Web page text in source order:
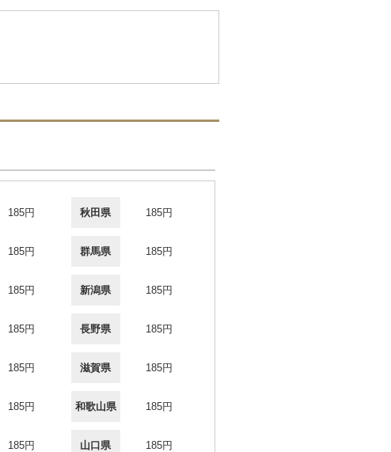
185円 秋田県 185円
185円 群馬県 185円
185円 新潟県 185円
185円 長野県 185円
185円 滋賀県 185円
185円 和歌山県 185円
185円 山口県 185円